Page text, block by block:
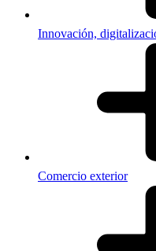
Innovación,
Comercio exterior